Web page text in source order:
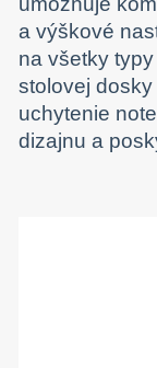
a výškové
na všetky
stolovej
uchytenie
dizajnu a